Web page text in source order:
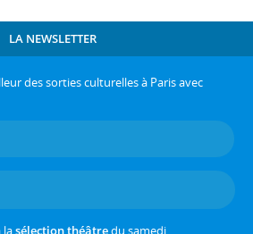
LA NEWSLETTER
des sorties culturelles à Paris avec
lasélection théâtredu samedi